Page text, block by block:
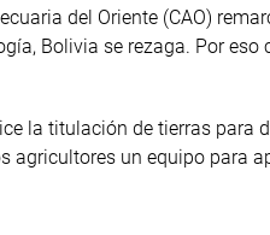
del Oriente (CAO)
Bolivia se rezaga. Por
la titulación de tierras para
agricultores un equipo para